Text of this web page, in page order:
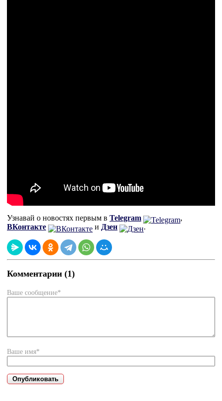
Узнавай о новостях первым в Telegram
,
ВКонтакте
и Дзен .
Комментарии (1)
Ваше сообщение*
Ваше имя*